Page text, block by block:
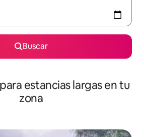
Buscar
estancias largas en tu
zona